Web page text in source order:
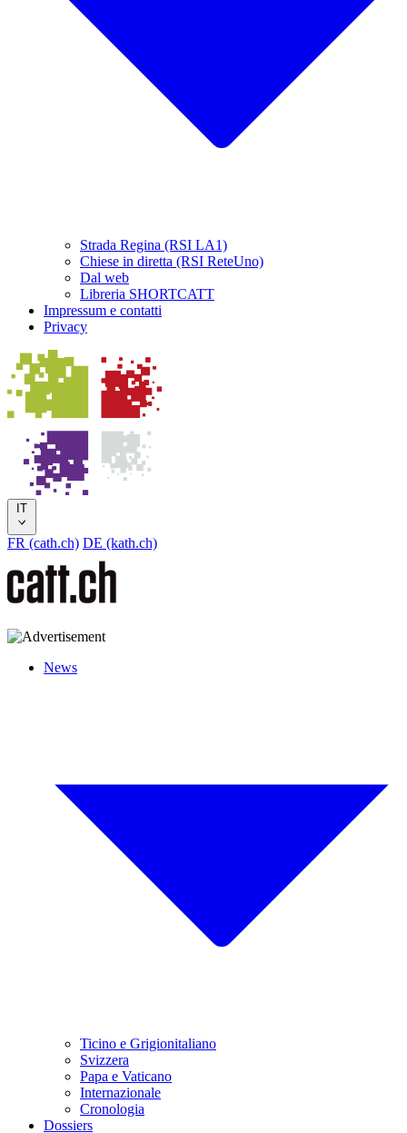
Strada Regina (RSI LA1)
Chiese in diretta (RSI ReteUno)
Dal web
Libreria SHORTCATT
Impressum e contatti
Privacy
IT
FR (cath.ch) DE (kath.ch)
News
Ticino e Grigionitaliano
Svizzera
Papa e Vaticano
Internazionale
Cronologia
Dossiers